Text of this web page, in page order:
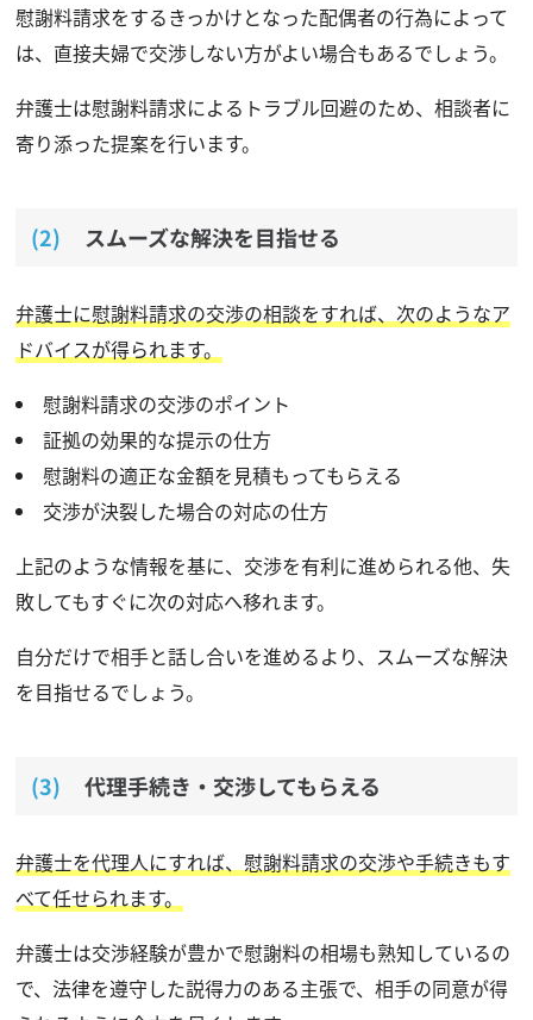
慰謝料請求をするきっかけとなった配偶者の行為によって
は、直接夫婦で交渉しない方がよい場合もあるでしょう。
弁護士は慰謝料請求によるトラブル回避のため、相談者に
寄り添った提案を行います。
スムーズな解決を目指せる
弁護士に慰謝料請求の交渉の相談をすれば、次のようなア
ドバイスが得られます。
慰謝料請求の交渉のポイント
証拠の効果的な提示の仕方
慰謝料の適正な金額を見積もってもらえる
交渉が決裂した場合の対応の仕方
上記のような情報を基に、交渉を有利に進められる他、失
敗してもすぐに次の対応へ移れます。
自分だけで相手と話し合いを進めるより、スムーズな解決
を目指せるでしょう。
代理手続き・交渉してもらえる
弁護士を代理人にすれば、慰謝料請求の交渉や手続きもす
べて任せられます。
弁護士は交渉経験が豊かで慰謝料の相場も熟知しているの
で、法律を遵守した説得力のある主張で、相手の同意が得